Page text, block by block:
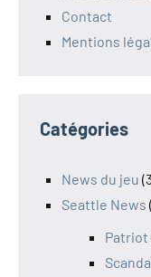
Contact
Mentions
Catégories
News du jeu
Seattle News
Patriot